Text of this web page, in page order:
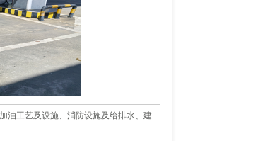
油工艺及设施、消防设施及给排水、建